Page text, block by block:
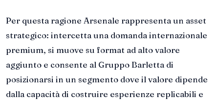
Per questa ragione Arsenale rappresenta un asset
strategico: intercetta una domanda internazionale
premium, si muove su format ad alto valore
aggiunto e consente al Gruppo Barletta di
posizionarsi in un segmento dove il valore dipende
dalla capacità di costruire esperienze replicabili e